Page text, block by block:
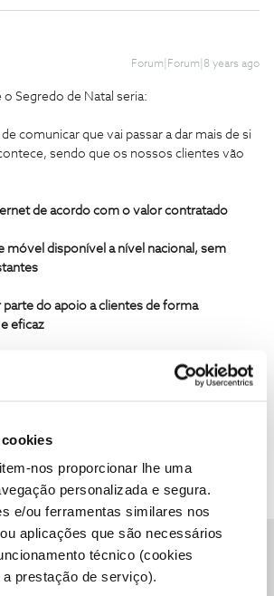
nos proporcionar lhe uma
personalizada e segura.
e/ou ferramentas similares nos
aplicações que são necessários
técnico (cookies
prestação de serviço).
Forum|Forum|8 years ago
o Segredo de Natal seria:
comunicar que vai passar a dar mais de si
sendo que os nossos clientes vão
de acordo com o valor contratado
móvel disponível a nível nacional, sem
do apoio a clientes de forma
eficaz
para onde os clientes podem enviar as
continua miserável 😠
Forum|Forum|8 years ago